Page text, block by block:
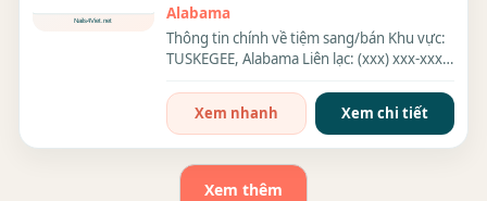
Alabama
Thông tin chính về tiệm sang/bán Khu vực:
TUSKEGEE, Alabama Liên lạc: (xxx) xxx-xxxx
Xem nhanh
Xem chi tiết
Xem thêm